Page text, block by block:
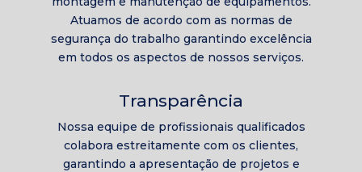
Atuamos de acordo com as normas de
segurança do trabalho garantindo excelência
em todos os aspectos de nossos serviços.
Transparência
Nossa equipe de profissionais qualificados
colabora estreitamente com os clientes,
garantindo a apresentação de projetos e